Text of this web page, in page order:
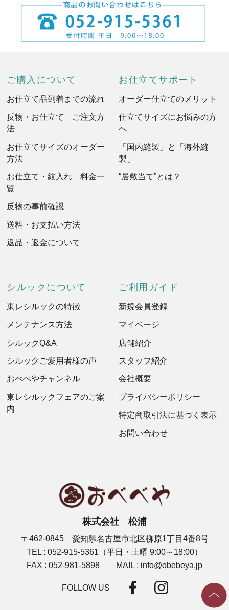
ご購入について
お仕立て品到着までの流れ
反物・お仕立て ご注文方
法
お仕立てサイズのオーダー
方法
お仕立て・紋入れ 料金一
覧
反物の事前確認
送料・お支払い方法
返品・返金について
お仕立てサポート
オーダー仕立てのメリット
仕立てサイズにお悩みの方
へ
「国内縫製」と「海外縫
製」
“居敷当て”とは？
シルックについて
東レシルックの特徴
メンテナンス方法
シルックQ&A
シルックご愛用者様の声
おべべやチャンネル
東レシルックフェアのご案
内
ご利用ガイド
新規会員登録
マイページ
店舗紹介
スタッフ紹介
会社概要
プライバシーポリシー
特定商取引法に基づく表示
お問い合わせ
株式会社 松浦
〒462-0845 愛知県名古屋市北区柳原1丁目4番8号
TEL : 052-915-5361（平日・土曜 9:00～18:00）
FAX : 052-981-5898 MAIL : info@obebeya.jp
FOLLOW US